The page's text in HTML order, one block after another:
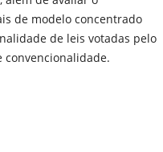
de modelo concentrado
de leis votadas pelo
convencionalidade.